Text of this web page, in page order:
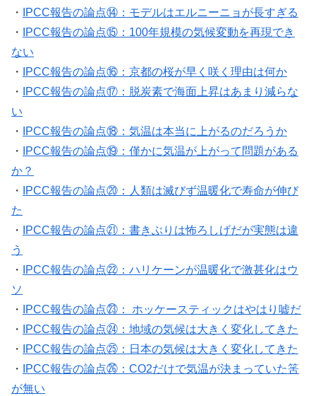
・
IPCC報告の論点⑭：モデルはエルニーニョが長すぎる
・
IPCC報告の論点⑮：100年規模の気候変動を再現でき
ない
・
IPCC報告の論点⑯：京都の桜が早く咲く理由は何か
・
IPCC報告の論点⑰：脱炭素で海面上昇はあまり減らな
い
・
IPCC報告の論点⑱：気温は本当に上がるのだろうか
・
IPCC報告の論点⑲：僅かに気温が上がって問題がある
か？
・
IPCC報告の論点⑳：人類は滅びず温暖化で寿命が伸び
た
・
IPCC報告の論点㉑：書きぶりは怖ろしげだが実態は違
う
・
IPCC報告の論点㉒：ハリケーンが温暖化で激甚化はウ
ソ
・
IPCC報告の論点㉓： ホッケースティックはやはり嘘だ
・
IPCC報告の論点㉔：地域の気候は大きく変化してきた
・
IPCC報告の論点㉕：日本の気候は大きく変化してきた
・
IPCC報告の論点㉖：CO2だけで気温が決まっていた筈
が無い